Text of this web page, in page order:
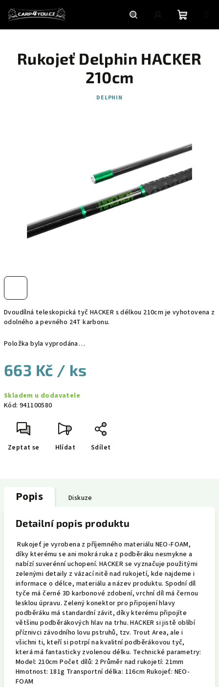
obsah
HledatPřihlášeníNákupní
košík
Dvoudílná teleskopická tyč HACKER s délkou 210cm je vyhotovena z
odolného a pevného 24T karbonu.
Položka byla vyprodána…
663 Kč / ks
cena:
Skladem u dodavatele
Kód: 941100580
Zeptat se Hlídat Sdílet
Rukojeť Delphin HACKER
210cm
DELPHIN
Popis Diskuze
Detailní popis produktu
Rukojeť je vyrobena z příjemného materiálu NEO-FOAM,
díky kterému se ani mokrá ruka z podběráku nesmykne a
nabízí suverénní uchopení. HACKER se vyznačuje použitými
zelenými detaily z vázací nitě nad rukojetí, kde najdeme i
informace o délce, materiálu a název produktu. Spodní díl
tyče má černé 3D karbonové zdobení, vrchní díl má černou
lesklou úpravu. Zelený konektor pro připojení hlavy
podběráku má standardní závit, díky kterému připojíte
většinu podběrákových hlav na trhu. HACKER si jistě oblíbí
příznivci závodního lovu pstruhů, tzv. Trout Area, ale i
všichni ti, kteří si potrpí na kvalitní podběrákovou tyč,
která má fantasticky zvolenou délku. Technické parametry:
Model: 210cm Počet dílů: 2 Průměr nad rukojetí: 21mm
Hmotnost: 181g Transportní délka: 116cm Rukojeť: NEO-
FOAM